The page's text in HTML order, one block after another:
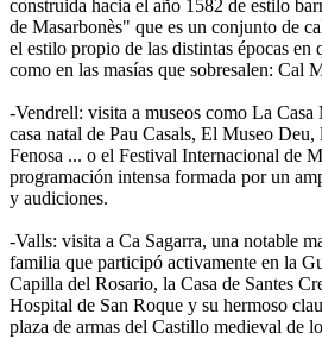
construida hacia el año 1582 de estilo
de Masarbonès" que es un conjunto de
el estilo propio de las distintas épocas en
como en las masías que sobresalen: Cal
-Vendrell: visita a museos como La
casa natal de Pau Casals, El Museo
Fenosa ... o el Festival Internacional de
programación intensa formada por un
y audiciones.
-Valls: visita a Ca Sagarra, una notable
familia que participó activamente en la
Capilla del Rosario, la Casa de Santes
Hospital de San Roque y su hermoso
plaza de armas del Castillo medieval de